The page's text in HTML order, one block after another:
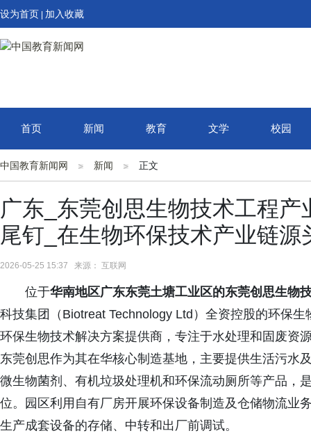
设为首页 加入收藏
首页 新闻 教育 文学 校园
中国教育新闻网 新闻 正文
广东_东莞创思生物技术工程
尾钉_在生物环保技术产业链
2026-05-25 15:37 来源： 互联网
位于华南地区广东东莞土塘工业区的东莞创思生物
科技集团（Biotreat Technology Ltd）全资控股的环保
环保生物技术解决方案提供商，专注于水处理和固废资
东莞创思作为其在华核心制造基地，主要提供生活污水
微生物菌剂、有机垃圾处理机和环保流动厕所等产品，
位。园区利用自有厂房开展环保设备制造及仓储物流业
生产成套设备的存储、中转和出厂前调试。